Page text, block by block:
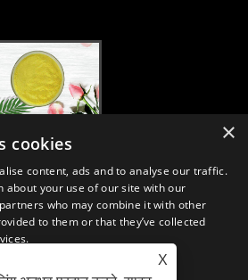
प्राथमिक विनिर्माण सुविधाओं से न्यूट्रास्यूटिकल्स,
इंडस्ट्रीज के लिए आवश्यक सामग्री और उत्पादों का
हमारे पास कई वर्षों का अनुभव है और हम बहुत अच्छी
और प्रतिष्ठा दुनिया भर में हमारे भागीदारों को
लाभान्वित करती है।
X
×
cookies
content, ads and to analyse our traffic.
about your use of our site with our
who may combine it with other
to them or that they’ve collected
PERFORMANCE